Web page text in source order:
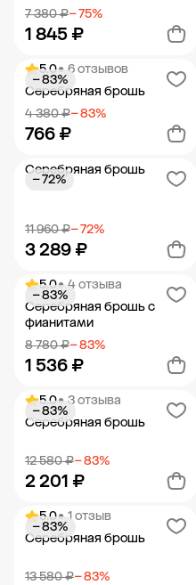
7 380 ₽− 75%
1 845 ₽
Добавить в корзину
5.0• 6 отзывов
Серебряная брошь
4 380 ₽− 83%
766 ₽
− 83%
Добавить в корзину
Серебряная брошь
11 960 ₽− 72%
3 289 ₽
− 72%
Добавить в корзину
5.0• 4 отзыва
Серебряная брошь с
фианитами
8 780 ₽− 83%
1 536 ₽
− 83%
Добавить в корзину
5.0• 3 отзыва
Серебряная брошь
12 580 ₽− 83%
2 201 ₽
− 83%
Добавить в корзину
5.0• 1 отзыв
Серебряная брошь
13 580 ₽− 83%
− 83%